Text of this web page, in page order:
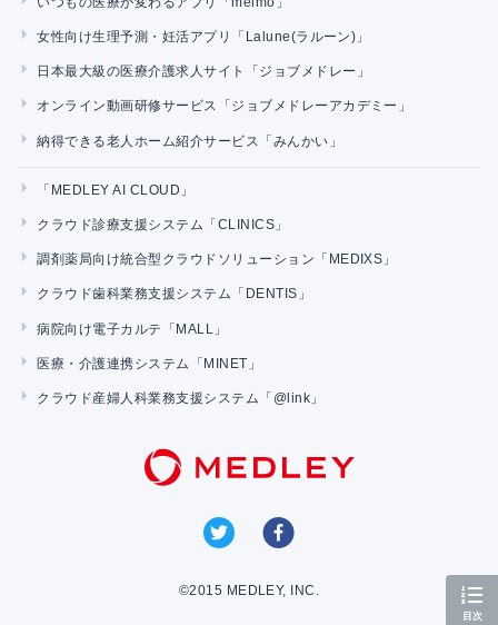
女性向け生理予測・妊活アプリ「Lalune(ラルーン)」
日本最大級の医療介護求人サイト「ジョブメドレー」
オンライン動画研修サービス「ジョブメドレーアカデミー」
納得できる老人ホーム紹介サービス「みんかい」
「MEDLEY AI CLOUD」
クラウド診療支援システム「CLINICS」
調剤薬局向け統合型クラウドソリューション「MEDIXS」
クラウド歯科業務支援システム「DENTIS」
病院向け電子カルテ「MALL」
医療・介護連携システム「MINET」
クラウド産婦人科業務支援システム「@link」
©2015 MEDLEY, INC.
目次